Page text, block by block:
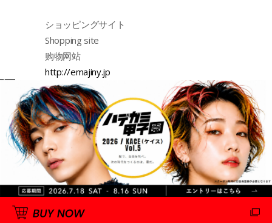
ショッピングサイト
Shopping site
购物网站
http://emajiny.jp